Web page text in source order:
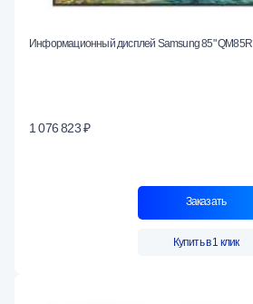
Информационный дисплей Samsung 85" QM85R
1 076 823 ₽
Заказать
Купить в 1 клик